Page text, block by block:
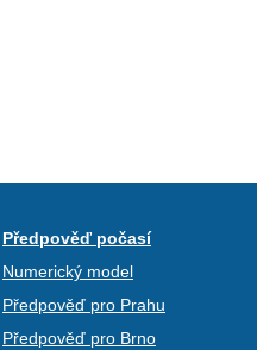
Předpověď počasí
Numerický model
Předpověď pro Prahu
Předpověď pro Brno